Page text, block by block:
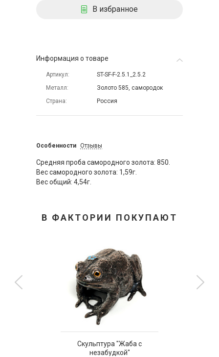
В избранное
Информация о товаре
Артикул
ST-SF-F-2.5.1_2.5.2
Металл
Золото 585, самородок
Страна
Россия
Особенности Отзывы
Средняя проба самородного золота: 850.
Вес самородного золота: 1,59г.
Вес общий: 4,54г.
В ФАКТОРИИ ПОКУПАЮТ
Скульптура "Жаба с
незабудкой"